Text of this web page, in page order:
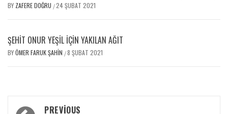
BY ZAFERE DOĞRU /24 ŞUBAT 2021
ŞEHIT ONUR YEŞIL İÇIN YAKILAN AĞIT
BYÖMER FARUK ŞAHIN /8 ŞUBAT 2021
PREVIOUS